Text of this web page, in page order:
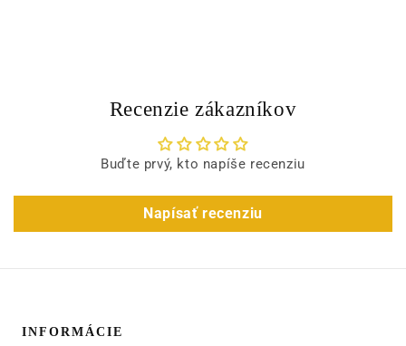
Recenzie zákazníkov
Buďte prvý, kto napíše recenziu
Napísať recenziu
INFORMÁCIE